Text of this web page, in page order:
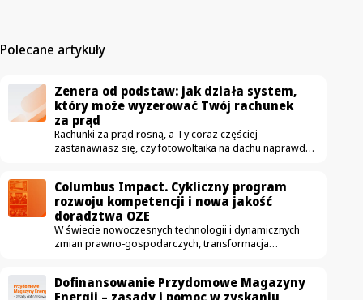
Polecane artykuły
Zenera od podstaw: jak działa system,
który może wyzerować Twój rachunek
za prąd
Rachunki za prąd rosną, a Ty coraz częściej
zastanawiasz się, czy fotowoltaika na dachu naprawdę
pokażemy, jak działa rozwiązanie pozwalające
sprowadzić rachunek za prąd do zera – i skąd bierze
się ta gwarancja. W pierwszym odcinku Michał Kopyść,
ekspert od nowoczesnej energetyki prosumenckiej,
wyjaśnia dwie podstawowe kwestie: czym w ogóle jest
Columbus Impact. Cykliczny program
rozwoju kompetencji i nowa jakość
doradztwa OZE
W świecie nowoczesnych technologii i dynamicznych
zmian prawno-gospodarczych, transformacja
bezkompromisowej merytoryki. W Columbus Energy
Dofinansowanie Przydomowe Magazyny